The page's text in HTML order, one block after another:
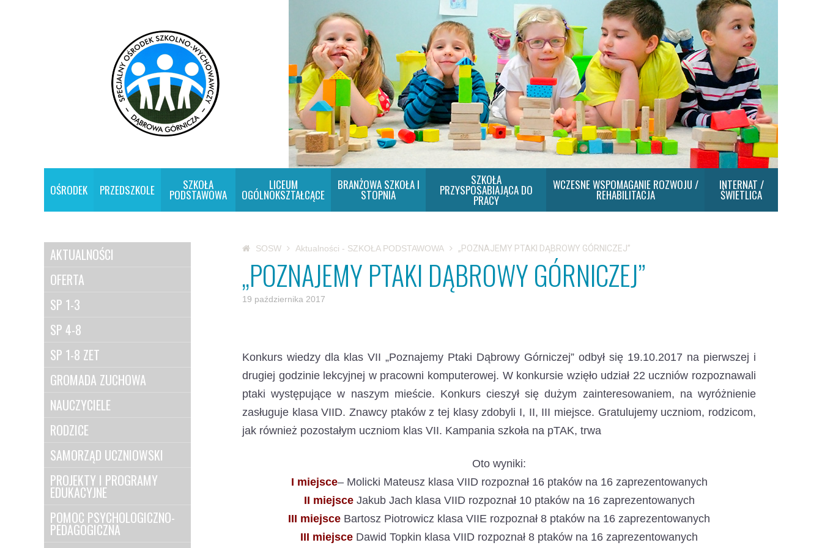
OŚRODEK PRZEDSZKOLE SZKOŁA
PODSTAWOWA
LICEUM
OGÓLNOKSZTAŁCĄCE
BRANŻOWA SZKOŁA I
STOPNIA
SZKOŁA
PRZYSPOSABIAJĄCA DO
PRACY
WCZESNE WSPOMAGANIE ROZWOJU /
REHABILITACJA
INTERNAT /
ŚWIETLICA
AKTUALNOŚCI
OFERTA
SP 1-3
SP 4-8
SP 1-8 ZET
GROMADA ZUCHOWA
NAUCZYCIELE
RODZICE
SAMORZĄD UCZNIOWSKI
PROJEKTY I PROGRAMY
EDUKACYJNE
POMOC PSYCHOLOGICZNO-
PEDAGOGICZNA
SOSW Aktualności - SZKOŁA PODSTAWOWA „POZNAJEMY PTAKI DĄBROWY GÓRNICZEJ”
„POZNAJEMY PTAKI DĄBROWY GÓRNICZEJ”
19 października 2017
Konkurs wiedzy dla klas VII „Poznajemy Ptaki Dąbrowy Górniczej” odbył się 19.10.2017 na pierwszej i
drugiej godzinie lekcyjnej w pracowni komputerowej. W konkursie wzięło udział 22 uczniów rozpoznawali
ptaki występujące w naszym mieście. Konkurs cieszył się dużym zainteresowaniem, na wyróżnienie
zasługuje klasa VIID. Znawcy ptaków z tej klasy zdobyli I, II, III miejsce. Gratulujemy uczniom, rodzicom,
jak również pozostałym uczniom klas VII. Kampania szkoła na pTAK, trwa
Oto wyniki:
I miejsce– Molicki Mateusz klasa VIID rozpoznał 16 ptaków na 16 zaprezentowanych
II miejsceJakub Jach klasa VIID rozpoznał 10 ptaków na 16 zaprezentowanych
III miejsce Bartosz Piotrowicz klasa VIIE rozpoznał 8 ptaków na 16 zaprezentowanych
III miejsce Dawid Topkin klasa VIID rozpoznał 8 ptaków na 16 zaprezentowanych